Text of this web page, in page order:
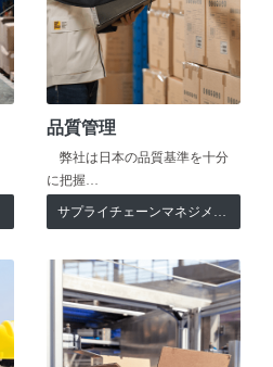
品質管理
弊社は日本の品質基準を十分
に把握…
サプライチェーンマネジメント